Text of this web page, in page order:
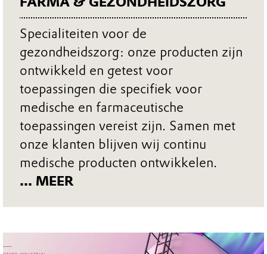
Specialiteiten voor de
gezondheidszorg: onze producten zijn
ontwikkeld en getest voor
toepassingen die specifiek voor
medische en farmaceutische
toepassingen vereist zijn. Samen met
onze klanten blijven wij continu
medische producten ontwikkelen.
... MEER